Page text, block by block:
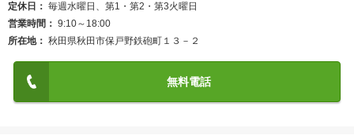
定休日
毎週水曜日、第1・第2・第3火曜日
営業時間
9:10～18:00
所在地
秋田県秋田市保戸野鉄砲町１３－２
無料電話